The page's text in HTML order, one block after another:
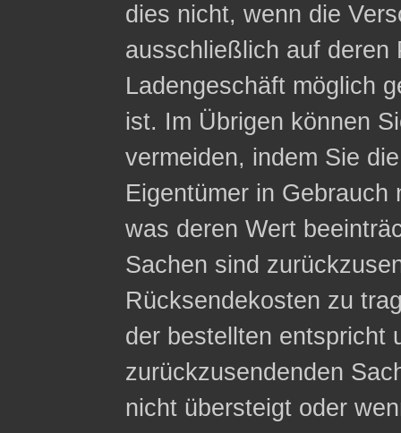
dies nicht, wenn die
ausschließlich auf deren
Ladengeschäft möglich
ist. Im Übrigen können
vermeiden, indem Sie
Eigentümer in
was deren Wert
Sachen sind
Rücksendekosten zu
der bestellten entspricht
zurückzusendenden
nicht übersteigt oder